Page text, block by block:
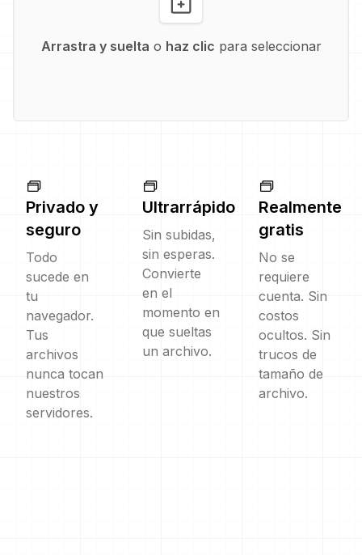
Arrastra y suelta o haz clic para seleccionar
Privado y
seguro
Todo
sucede en
tu
navegador.
Tus
archivos
nunca tocan
nuestros
servidores.
Ultrarrápido
Sin subidas,
sin esperas.
Convierte
en el
momento en
que sueltas
un archivo.
Realmente
gratis
No se
requiere
cuenta. Sin
costos
ocultos. Sin
trucos de
tamaño de
archivo.